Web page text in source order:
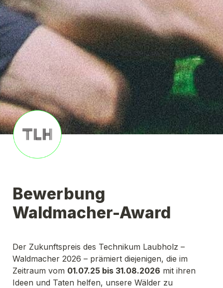
Bewerbung
Waldmacher-Award
Der Zukunftspreis des Technikum Laubholz –
Waldmacher 2026 – prämiert diejenigen, die im
Zeitraum vom 01.07.25 bis 31.08.2026 mit ihren
Ideen und Taten helfen, unsere Wälder zu